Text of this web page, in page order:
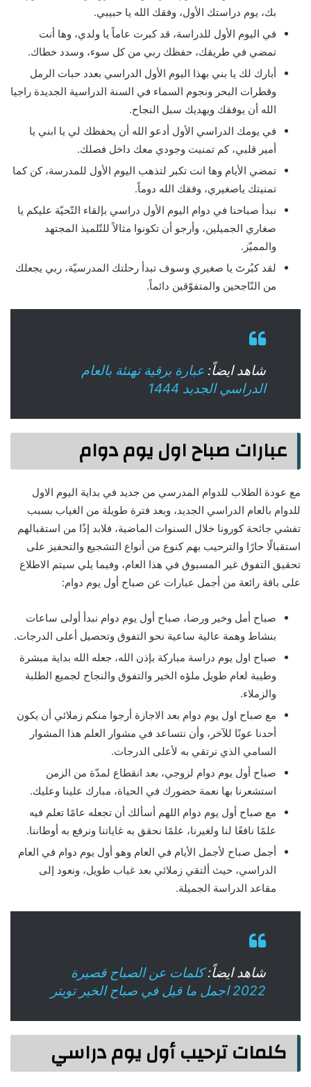
بك، يوم دراستك الأول، وفقك الله يا حبيبي.
في اليوم الأول للدراسة، قد كبرت عاماً يا ولدي، وها أنت
تمضي في طريقك، حفظك ربي من كل سوء، وسدد خطاك.
أبارك لك يا بني بهذا اليوم الأول الدراسي بعدد حبات الرمل
وقطرات البحر ونجوم السماء في السنة الدراسية الجديدة راجيا
الله أن يوفقك ويهديك سبل النجاح.
في يومك الدراسي الأول أدعو الله أن يحفظك لي يا ابني يا
أمير قلبي، كم تمنيت وجودي معك داخل فصلك.
تمضي الأيام وها انت تكبر لتذهب اليوم الأول للمدرسة، كن كما
تمنيتك ياصغيري، وفقك الله دوماً.
نبدأ صباحنا في دوام اليوم الأول دراسي بإلقاء التّحيّة عليكم يا
صغاري الجميلين، وأرجو أن تكونوا مثالاً للتّلميذ المجتهد
والمميّز.
لقد كبُرتَ يا صغيري وسوف تبدأ رحلتك المدرسيّة، ربي يجعلك
من النّاجحين والمتفوّقين دائماً.
شاهد ايضاً: عبارة برقية تهنئة بالعام
الدراسي الجديد 1444
عبارات صباح اول يوم دوام
مع عودة الطلاب للدوام المدرسي من جديد في بداية اليوم الاول
للدوام بالعام الدراسي الجديد، وبعد فترة طويلة من الغياب بسبب
تفشي جائحة كورونا خلال السنوات الماضية، فلابد إذًا من استقبالهم
استقبالًا حارًا والترحيب بهم كنوع من أنواع التشجيع والتحفيز على
تحقيق التفوق غير المسبوق في هذا العام، وفيما يلي سيتم الاطلاع
على باقة رائعة من أجمل عبارات عن صباح أول يوم دوام:
صباح أمل وخير ورضا، صباح أول يوم دوام نبدأ أولى ساعات
بنشاط وهمة عالية ساعية نحو التفوق وتحصيل أعلى الدرجات.
صباح اول يوم دراسة مباركة بإذن الله، جعله الله بداية مبشرة
وطيبة لعام طويل ملؤه الخير والتفوق والنجاح لجميع الطلبة
والزملاء.
مع صباح اول يوم دوام بعد الاجازة أرجوا منكم زملائي أن يكون
أحدنا عونًا للآخر، وأن نتساعد في مشوار العلم هذا المشوار
السامي الذي نرتقي به لأعلى الدرجات.
صباح أول يوم دوام لزوجي، بعد انقطاع لمدّة من الزمن
استشعرنا بها نعمة حضورك في الحياة، مبارك علينا وعليك.
مع صباح أول يوم دوام اللهم أسألك أن تجعله عامًا تعلم فيه
علمًا نافعًا لنا ولغيرنا، علمًا نحقق به غاياتنا ونرفع به أوطاننا.
أجمل صباح لأجمل الأيام في العام وهو أول يوم دوام في العام
الدراسي، حيث ألتقي زملائي بعد غياب طويل، ونعود إلى
مقاعد الدراسة الجميلة.
شاهد ايضاً:كلمات عن الصباح قصيرة
2022 اجمل ما قيل في صباح الخير تويتر
كلمات ترحيب أول يوم دراسي